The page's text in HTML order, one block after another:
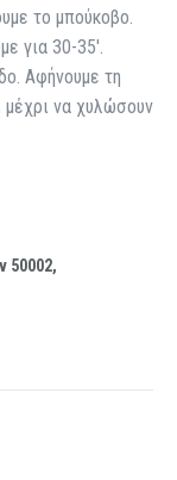
το μπούκοβο.
για 30-35′.
Αφήνουμε τη
να χυλώσουν
50002,